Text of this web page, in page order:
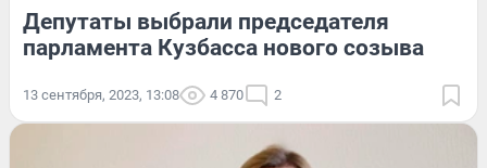
Депутаты выбрали председателя
парламента Кузбасса нового созыва
13 сентября, 2023, 13:08 4 870 2